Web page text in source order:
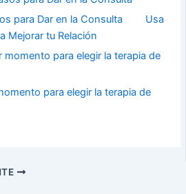
para Dar en la Consulta
Usa
Mejorar tu Relación
para elegir la terapia de